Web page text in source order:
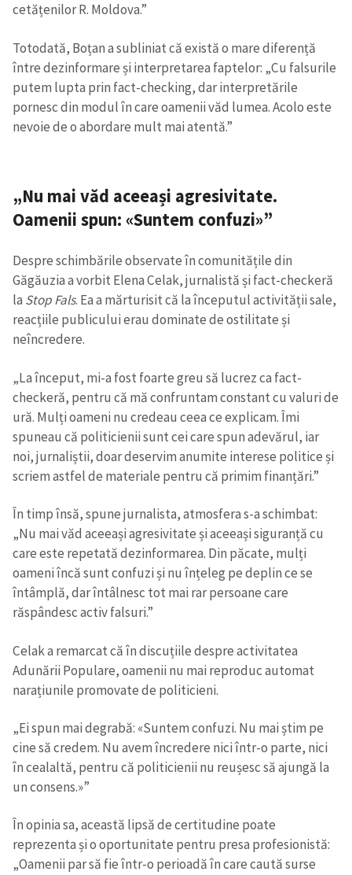
cetățenilor R. Moldova.”
Totodată, Boțan a subliniat că există o mare diferență
între dezinformare și interpretarea faptelor: „Cu falsurile
putem lupta prin fact-checking, dar interpretările
pornesc din modul în care oamenii văd lumea. Acolo este
nevoie de o abordare mult mai atentă.”
„Nu mai văd aceeași agresivitate.
Oamenii spun: «Suntem confuzi»”
Despre schimbările observate în comunitățile din
Găgăuzia a vorbit Elena Celak, jurnalistă și fact-checkeră
la Stop Fals. Ea a mărturisit că la începutul activității sale,
reacțiile publicului erau dominate de ostilitate și
neîncredere.
„La început, mi-a fost foarte greu să lucrez ca fact-
checkeră, pentru că mă confruntam constant cu valuri de
ură. Mulți oameni nu credeau ceea ce explicam. Îmi
spuneau că politicienii sunt cei care spun adevărul, iar
noi, jurnaliștii, doar deservim anumite interese politice și
scriem astfel de materiale pentru că primim finanțări.”
În timp însă, spune jurnalista, atmosfera s-a schimbat:
„Nu mai văd aceeași agresivitate și aceeași siguranță cu
care este repetată dezinformarea. Din păcate, mulți
oameni încă sunt confuzi și nu înțeleg pe deplin ce se
întâmplă, dar întâlnesc tot mai rar persoane care
răspândesc activ falsuri.”
Celak a remarcat că în discuțiile despre activitatea
Adunării Populare, oamenii nu mai reproduc automat
narațiunile promovate de politicieni.
„Ei spun mai degrabă: «Suntem confuzi. Nu mai știm pe
cine să credem. Nu avem încredere nici într-o parte, nici
în cealaltă, pentru că politicienii nu reușesc să ajungă la
un consens.»”
În opinia sa, această lipsă de certitudine poate
reprezenta și o oportunitate pentru presa profesionistă:
„Oamenii par să fie într-o perioadă în care caută surse